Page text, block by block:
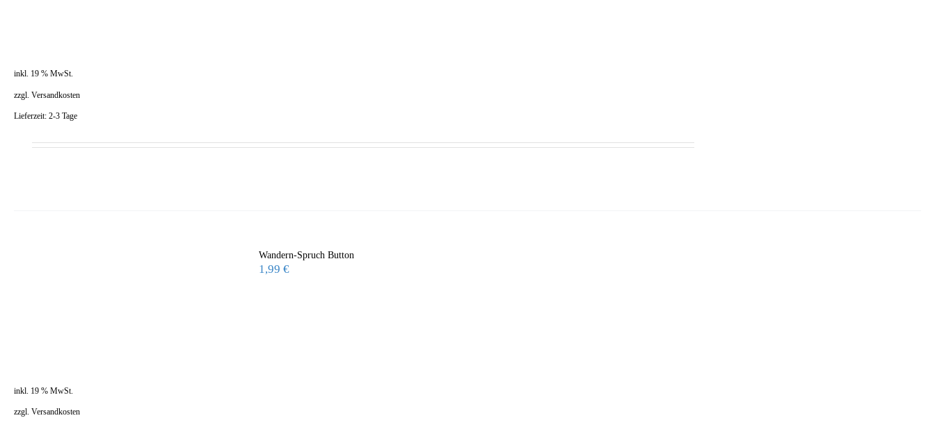
inkl. 19 % MwSt.
zzgl. Versandkosten
Lieferzeit: 2-3 Tage
Wandern-Spruch Button
1,99€
inkl. 19 % MwSt.
zzgl. Versandkosten